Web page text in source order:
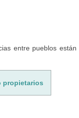
entre pueblos están
propietarios